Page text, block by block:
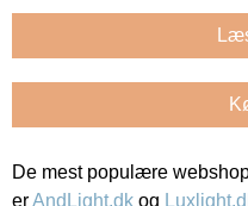
De mest populære
erAndLight.dk og